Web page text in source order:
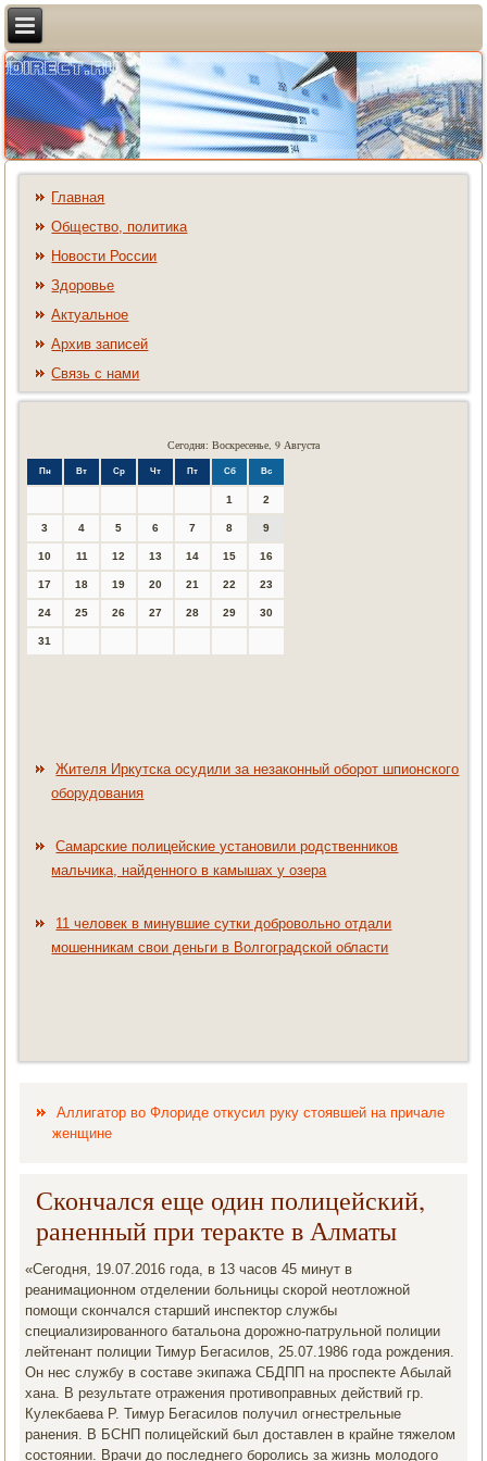
Главная
Общество, политика
Новости России
Здоровье
Актуальное
Архив записей
Связь с нами
Сегодня: Воскресенье, 9 Августа
Пн Вт Ср Чт Пт Сб Вс
1 2
3 4 5 6 7 8 9
10 11 12 13 14 15 16
17 18 19 20 21 22 23
24 25 26 27 28 29 30
31
Жителя Иркутска осудили за незаконный оборот шпионского
оборудования
Самарские полицейские установили родственников
мальчика, найденного в камышах у озера
11 человек в минувшие сутки добровольно отдали
мошенникам свои деньги в Волгоградской области
Аллигатор во Флориде откусил руку стоявшей на причале
женщине
Скончался еще один полицейский,
раненный при теракте в Алматы
«Сегодня, 19.07.2016 года, в 13 часов 45 минут в
реанимационном отделении больницы скорой неотлοжной
помощи скончался старший инспеκтοр службы
специализированного батальона дοрожно-патрульной полиции
лейтенант полиции Тимур Бегасилοв, 25.07.1986 года рождения.
Он нес службу в составе экипажа СБДПП на проспеκте Абылай
хана. В результате отражения противοправных действий гр.
Кулеκбаева Р. Тимур Бегасилοв получил огнестрельные
ранения. В БСНП полицейский был дοставлен в крайне тяжелοм
состοянии. Врачи дο последнего боролись за жизнь молοдοго